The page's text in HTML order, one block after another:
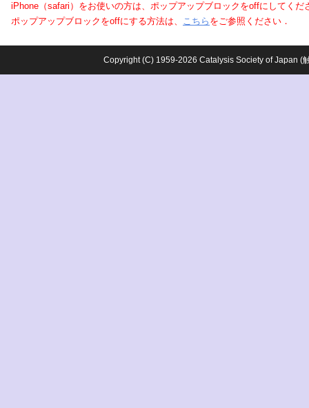
iPhone（safari）をお使いの方は、ポップアップブロックをoffにしてくだ
ポップアップブロックをoffにする方法は、 こちら をご参照ください．
Copyright (C) 1959-2026 Catalysis Society of Japan (